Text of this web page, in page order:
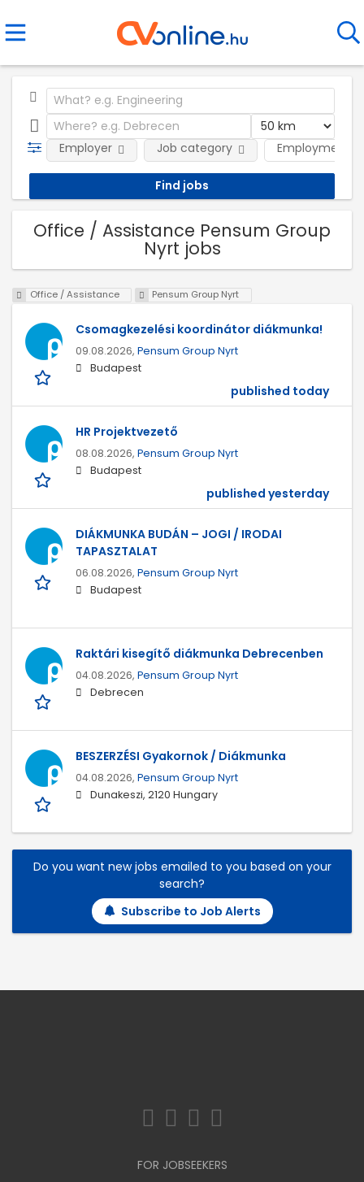
Employment
Employer Job category
Office / Assistance Pensum Group
Nyrt jobs
Office / Assistance Pensum Group Nyrt
Csomagkezelési koordinátor diákmunka!
09.08.2026, Pensum Group Nyrt
Budapest
published today
HR Projektvezető
08.08.2026, Pensum Group Nyrt
Budapest
published yesterday
DIÁKMUNKA BUDÁN – JOGI / IRODAI
TAPASZTALAT
06.08.2026, Pensum Group Nyrt
Budapest
Raktári kisegítő diákmunka Debrecenben
04.08.2026, Pensum Group Nyrt
Debrecen
BESZERZÉSI Gyakornok / Diákmunka
04.08.2026, Pensum Group Nyrt
Dunakeszi, 2120 Hungary
Do you want new jobs emailed to you based on your
search?
Subscribe to Job Alerts
FOR JOBSEEKERS